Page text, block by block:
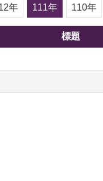
年 111年 110年
標題